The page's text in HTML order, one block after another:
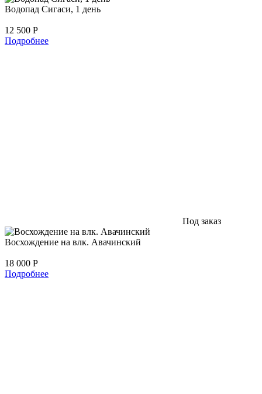
Водопад Сигаси, 1 день
12 500 Р
Подробнее
Под заказ
Восхождение на влк. Авачинский
18 000 Р
Подробнее